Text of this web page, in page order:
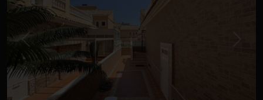
Précédent